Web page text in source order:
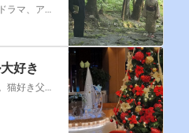
猫好き父さんがテレビ番組やドラマ、アニメ、特撮ヒーロー,そしてダイエットについて書いたブログです。
好き
猫好き父さんのホテル大好き。猫好き父さんが宿泊したホテルの情報を徒然なるままに書いていきます。